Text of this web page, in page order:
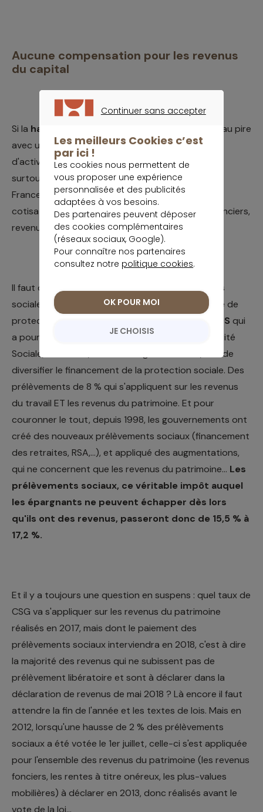
Aucune compensation pour les revenus
du capital
Si la hausse de la CSG
devrait être compensée, au pire
avec un léger différé, pour la plupart des revenus
d'activité, la hausse des prélèvements sociaux va
surtout être subie par les épargnants. En effet, la
France est le seul pays développé à prendre des
cotisations sociales sur le patrimoine (revenus fonciers,
revenus des capitaux mobiliers,...).
Il faut dire qu'en France, on a créé des cotisations
sociales qui ne correspondent pas à une branche de
protection (maladie, vieillesse, chômage) : La
CRDS qui
a pour but de résorber l’endettement de la Sécurité
Sociale, et la
, entrée en vigueur en 1991, afin de
diversifier le financement de la protection sociale. Des
prélèvements de 8 % qui s'appliquent sur les revenus
du travail ET les revenus du patrimoine. Et pour
couronner le tout, depuis 1998, les gouvernements ont
créé des nouveaux prélèvements sociaux (financement
des retraites, RSA,…), et appliqué des augmentations,
qui ne concernent que les revenus du patrimoine... Les
prélèvements sociaux, ce véritable impôt auquel
les épargnants ne peuvent échapper dès lors
qu'ils ont des revenus, passeront donc de 15,5 % à
17,2 %.
Et il y a toujours une question en suspens : quel taux de
CSG va s'appliquer sur les revenus du patrimoine
réalisés en 2017, mais dont le paiement des
prélèvements sociaux interviendra en 2018, c'est à dire
la majorité des revenus qui ne subissent pas de
prélèvement libératoire et sont à déclarer dans la
déclaration de revenus de mai 2018 ? Là encore il faut
attendre la fin de l'année et les textes de lois. Mais en
2012, lorsqu'une hausse de 2 % des prélèvements
sociaux a été votée le 1er juillet, celle-ci s'est appliquée
pour l'ensemble des revenus du patrimoine (les revenus
fonciers, les rentes à titre onéreux, les plus-values
mobilières) à déclarer en 2013, donc réalisés avant le
vote de la loi...
Continuer sans accepter
Les meilleurs Cookies c’est
par ici !
Les cookies nous permettent de
vous proposer une expérience
personnalisée et des publicités
adaptées à vos besoins.
Des partenaires peuvent déposer
des cookies complémentaires
(réseaux sociaux, Google).
Pour connaître nos partenaires
consultez notre politique cookies.
JE CHOISIS
OK POUR MOI